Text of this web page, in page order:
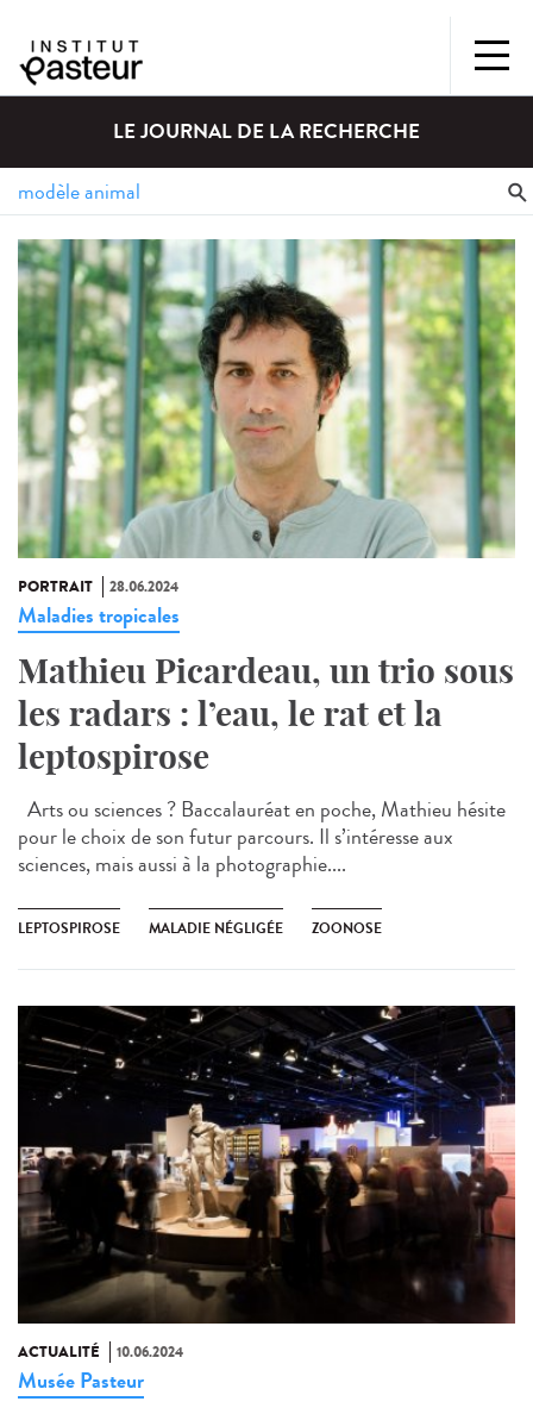
LE JOURNAL DE LA RECHERCHE
PORTRAIT 28.06.2024
Maladies tropicales
Mathieu Picardeau, un trio sous
les radars : l’eau, le rat et la
leptospirose
Arts ou sciences ? Baccalauréat en poche, Mathieu hésite
pour le choix de son futur parcours. Il s’intéresse aux
sciences, mais aussi à la photographie....
LEPTOSPIROSE MALADIE NÉGLIGÉE ZOONOSE
ACTUALITÉ 10.06.2024
Musée Pasteur